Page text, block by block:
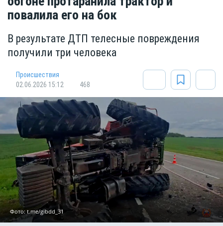
повалила его на бок
В результате ДТП телесные повреждения
получили три человека
Происшествия
02.06.2026 15:12
468
Фото: t.me/gibdd_31